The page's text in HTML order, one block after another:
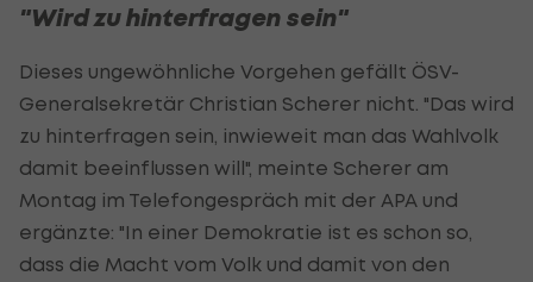
"Wird zu hinterfragen sein"
Dieses ungewöhnliche Vorgehen gefällt ÖSV-
Generalsekretär Christian Scherer nicht. "Das wird
zu hinterfragen sein, inwieweit man das Wahlvolk
damit beeinflussen will", meinte Scherer am
Montag im Telefongespräch mit der APA und
ergänzte: "In einer Demokratie ist es schon so,
dass die Macht vom Volk und damit von den